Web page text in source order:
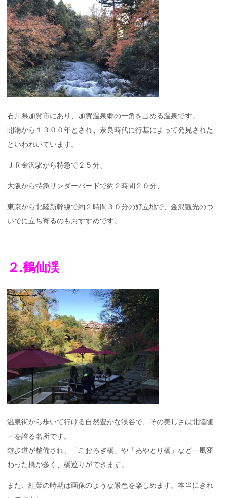
石川県加賀市にあり、加賀温泉郷の一角を占める温泉です。
開湯から１３００年とされ、奈良時代に行基によって発見された
といわれいています。
ＪＲ金沢駅から特急で２５分、
大阪から特急サンダーバードで約２時間２０分、
東京から北陸新幹線で約２時間３０分の好立地で、金沢観光のつ
いでに立ち寄るのもおすすめです。
２.鶴仙渓
温泉街から歩いて行ける自然豊かな渓谷で、その美しさは北陸随
一を誇る名所です。
遊歩道が整備され、「こおろぎ橋」や「あやとり橋」など一風変
わった橋が多く、橋巡りができます。
また、紅葉の時期は画像のような景色を楽しめます。本当にきれ